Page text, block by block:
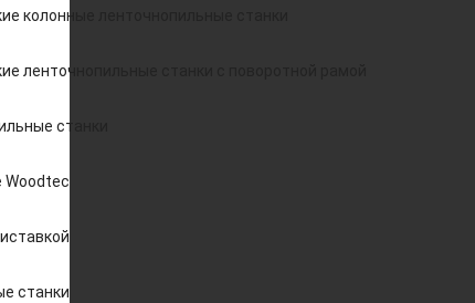
колонные ленточнопильные станки
ленточнопильные станки с поворотной рамой
станки
Woodtec
станки